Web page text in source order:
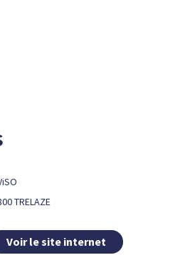
TRELAZE
Voir le site internet